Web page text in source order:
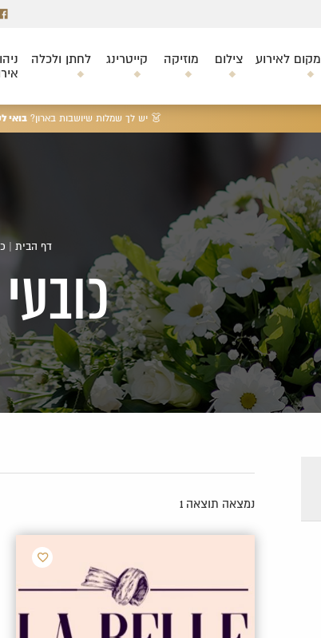
מקום לאירוע צילום מוזיקה קייטרינג לחתן ולכלה
👗 יש לך שמלות שיושבות בארון?בואי
דף הבית
נמצאה תוצאה 1
הוסף